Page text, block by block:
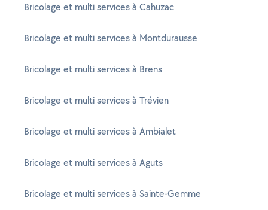
Bricolage et multi services à Cahuzac
Bricolage et multi services à Montdurausse
Bricolage et multi services à Brens
Bricolage et multi services à Trévien
Bricolage et multi services à Ambialet
Bricolage et multi services à Aguts
Bricolage et multi services à Sainte-Gemme